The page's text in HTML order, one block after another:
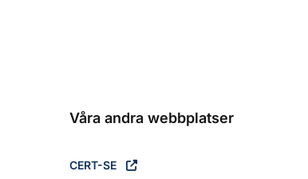
Våra andra webbplatser
CERT-SE